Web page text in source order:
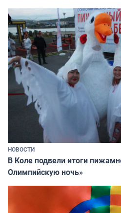
НОВОСТИ
В Коле подвели итоги
Олимпийскую ночь»